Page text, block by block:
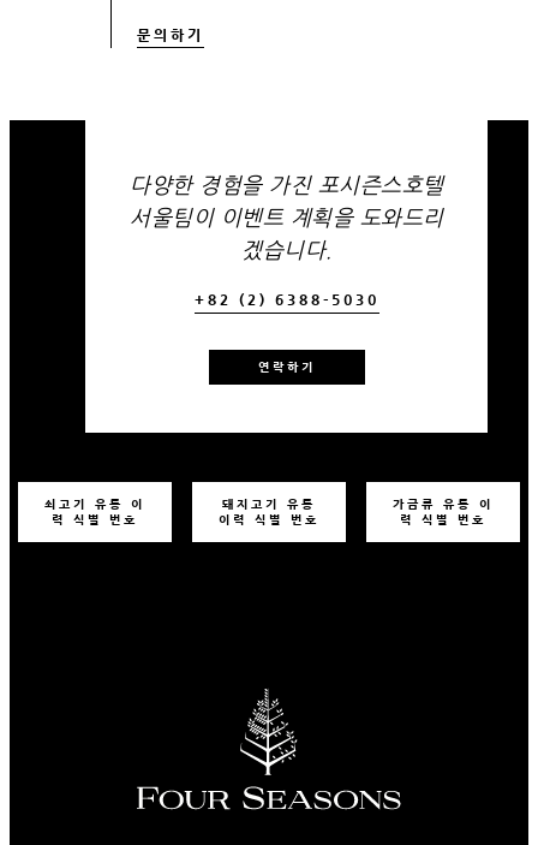
문의하기
다양한 경험을 가진 포시즌스호텔
서울팀이 이벤트 계획을 도와드리
겠습니다.
+82 (2) 6388-5030
연락하기
쇠고기 유통 이
력 식별 번호
돼지고기 유통
이력 식별 번호
가금류 유통 이
력 식별 번호